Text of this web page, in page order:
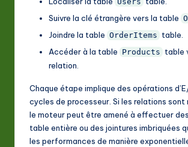
Suivre la clé étrangère vers la table
Joindre la table OrderItems table.
Accéder à la table Products table
relation.
Chaque étape implique des opérations
cycles de processeur. Si les relations sont
le moteur peut être amené à effectuer
table entière ou des jointures imbriquées
les performances de manière